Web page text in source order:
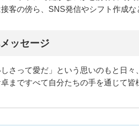
客の傍ら、SNS発信やシフト作成
ッセージ
さって愛だ」という思いのもと日
まですべて自分たちの手を通じて